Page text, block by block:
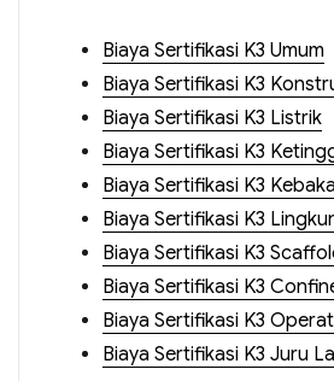
Biaya Sertifikasi K3 Umum
Biaya Sertifikasi K3
Biaya Sertifikasi K3 Listrik
Biaya Sertifikasi K3
Biaya Sertifikasi K3
Biaya Sertifikasi K3
Biaya Sertifikasi K3
Biaya Sertifikasi K3
Biaya Sertifikasi K3
Biaya Sertifikasi K3 Juru